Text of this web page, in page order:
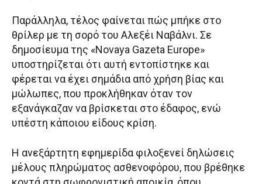
Παράλληλα, τέλος φαίνεται πώς μπήκε στο
θρίλερ με τη σορό του Αλεξέι Ναβάλνι. Σε
δημοσίευμα της «Novaya Gazeta Europe»
υποστηρίζεται ότι αυτή εντοπίστηκε και
φέρεται να έχει σημάδια από χρήση βίας και
μώλωπες, που προκλήθηκαν όταν τον
εξανάγκαζαν να βρίσκεται στο έδαφος, ενώ
υπέστη κάποιου είδους κρίση.
Η ανεξάρτητη εφημερίδα φιλοξενεί δηλώσεις
μέλους πληρώματος ασθενοφόρου, που βρέθηκε